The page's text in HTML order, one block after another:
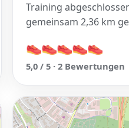
Training
gemeinsam 2,36 km
👟
👟👟
👟👟
👟👟
👟👟
👟
5,0 / 5 · 2 Bewertungen